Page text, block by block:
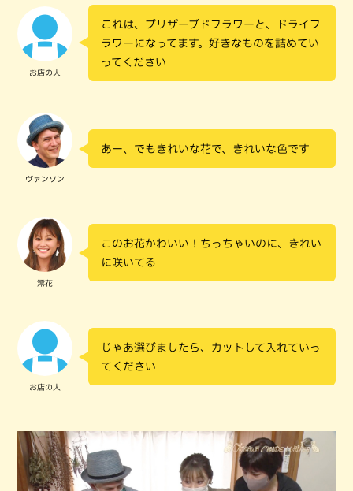
お店の人
これは、プリザーブドフラワーと、ドライフ
ラワーになってます。好きなものを詰めてい
ってください
ヴァンソン
あー、でもきれいな花で、きれいな色です
澪花
このお花かわいい！ちっちゃいのに、きれい
に咲いてる
お店の人
じゃあ選びましたら、カットして入れていっ
てください